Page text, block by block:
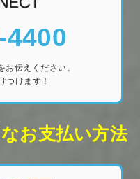
4400
お伝えください。
つけます！
お支払い方法